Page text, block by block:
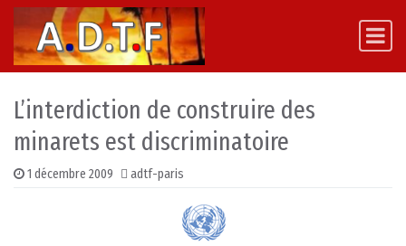
Skip to content
Main Navigation
L’interdiction de construire des
minarets est discriminatoire
1 décembre 2009 adtf-paris